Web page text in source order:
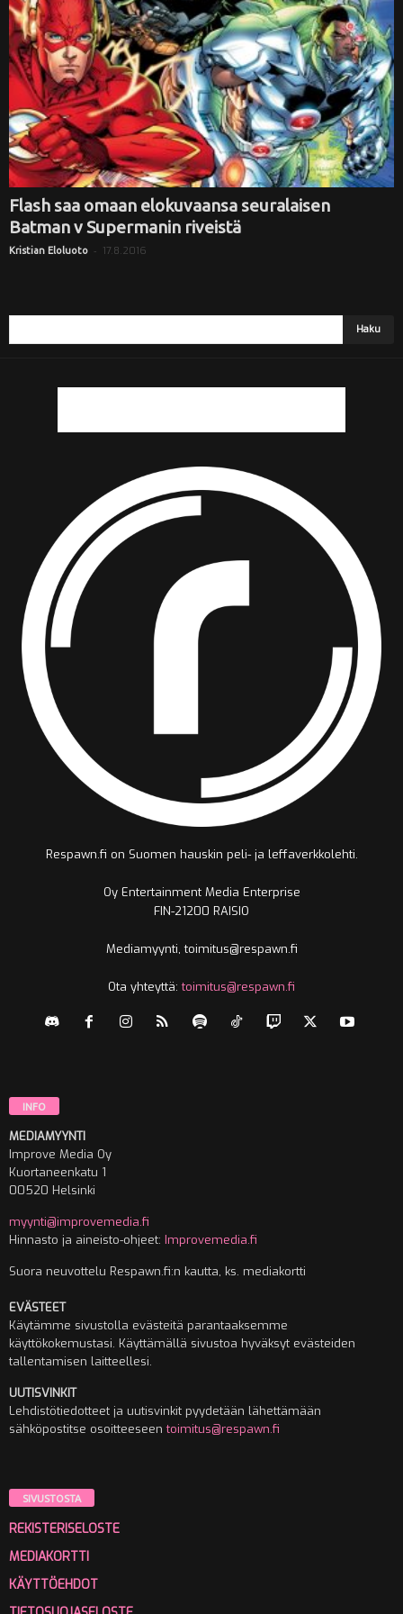
Flash saa omaan elokuvaansa seuralaisen
Batman v Supermanin riveistä
Kristian Eloluoto - 17.8.2016
Respawn.fi on Suomen hauskin peli- ja leffaverkkolehti.
Oy Entertainment Media Enterprise
FIN-21200 RAISIO
Mediamyynti, toimitus@respawn.fi
Ota yhteyttä:toimitus@respawn.fi
INFO
MEDIAMYYNTI
Improve Media Oy
Kuortaneenkatu 1
00520 Helsinki
myynti@improvemedia.fi
Hinnasto ja aineisto-ohjeet: Improvemedia.fi
Suora neuvottelu Respawn.fi:n kautta, ks. mediakortti
EVÄSTEET
Käytämme sivustolla evästeitä parantaaksemme
käyttökokemustasi. Käyttämällä sivustoa hyväksyt evästeiden
tallentamisen laitteellesi.
UUTISVINKIT
Lehdistötiedotteet ja uutisvinkit pyydetään lähettämään
sähköpostitse osoitteeseentoimitus@respawn.fi
SIVUSTOSTA
REKISTERISELOSTE
MEDIAKORTTI
KÄYTTÖEHDOT